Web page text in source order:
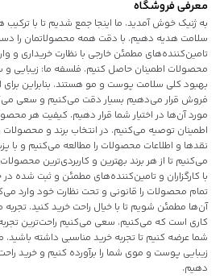
معرفی فروشگاه
به ژنیک خوش آمدید. ما اینجا جمع شدیم تا با
سلامت هدیه دهیم. با دقت همه محصولاتمان را
تامین‌کننده‌های مطمئن خارجی با نظارت خریداری و
محصولات اطمینان حاصل کنیم. فلسفه ما: زیبایی و
بهبود کلی سلامت پوست و مو هستند. بنابراین برای
فروش قرار می‌دهیم بسیار دقت می‌کنیم و سعی
مورد آن‌ها در اختیار شما قرار دهیم. کیفیت هر
اطمینان توصیه می‌کنیم. در انتخاب برند و
نقدها و اطلاعات محصولات را مطالعه می‌کنیم و
می‌کنیم تا از هر برند بهترین و کاربردی‌ترین
با کارگزاران و تامین‌کننده‌های مطمئن و ثبت شده
تمام محصولات را قانونی و تحت نظارت خود وارد
آن‌ها مطمئن شویم تا با خیال راحت خرید کنید.
کاری است که می‌کنیم. سعی می‌کنیم راحت‌ترین تجربه
شما عرضه کنیم تا تجربه خرید مناسبی داشته باشید.
زیبایی پوست و موی شما را برآورده کنیم و خرید
دهیم.